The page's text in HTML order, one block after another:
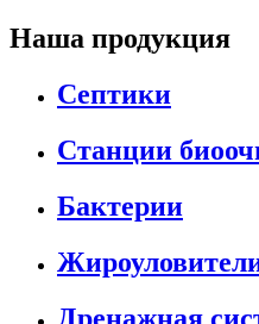
Наша продукция
Септики
Станции
Бактерии
Дренажная